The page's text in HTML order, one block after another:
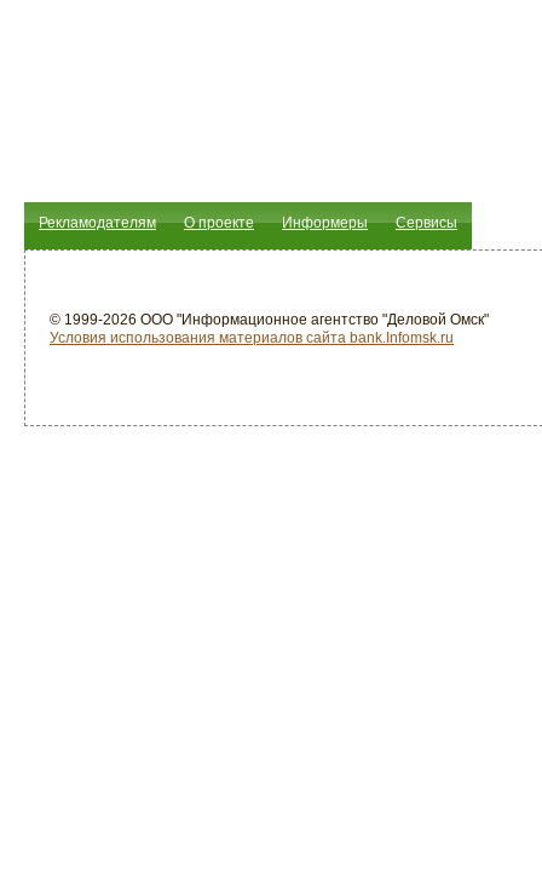
Рекламодателям О проекте Информеры Сервисы
© 1999-2026 ООО "Информационное агентство "Деловой Омск"
Условия использования материалов сайта bank.Infomsk.ru